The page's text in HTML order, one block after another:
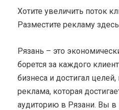
Хотите увеличить поток
Разместите рекламу
Рязань – это
борется за каждого
бизнеса и достигал
реклама, которая
аудиторию в Рязани. Вы